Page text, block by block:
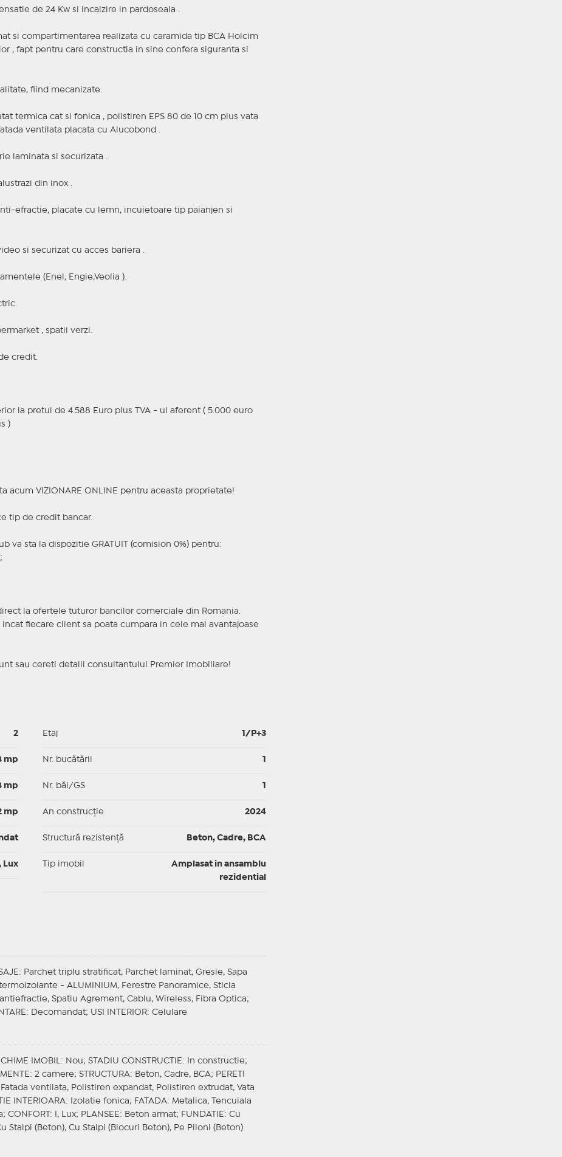
de 24 Kw si incalzire in pardoseala .
si compartimentarea realizata cu caramida tip BCA Holcim
, fapt pentru care constructia in sine confera siguranta si
fiind mecanizate.
termica cat si fonica , polistiren EPS 80 de 10 cm plus vata
ventilata placata cu Alucobond .
laminata si securizata .
din inox .
efractie, placate cu lemn, incuietoare tip paianjen si
si securizat cu acces bariera .
(Enel, Engie,Veolia ).
, spatii verzi.
credit.
la pretul de 4.588 Euro plus TVA - ul aferent ( 5.000 euro
)
acum VIZIONARE ONLINE pentru aceasta proprietate!
tip de credit bancar.
va sta la dispozitie GRATUIT (comision 0%) pentru:
la ofertele tuturor bancilor comerciale din Romania.
fiecare client sa poata cumpara in cele mai avantajoase
sau cereti detalii consultantului Premier Imobiliare!
2
mp
mp
mp
Lux
Etaj 1/P+3
Nr. bucătării
Nr. băi/GS
An construcție 2024
Structură rezistență Beton, Cadre, BCA
Tip imobil
Amplasat in ansamblu
rezidential
: Parchet triplu stratificat, Parchet laminat, Gresie, Sapa
- ALUMINIUM, Ferestre Panoramice, Sticla
Spatiu Agrement, Cablu, Wireless, Fibra Optica;
: Decomandat; USI INTERIOR: Celulare
IMOBIL : Nou; STADIU CONSTRUCTIE : In constructie;
: 2 camere; STRUCTURA: Beton, Cadre, BCA; PERETI
Fatada ventilata, Polistiren expandat, Polistiren extrudat, Vata
INTERIOARA: Izolatie fonica; FATADA: Metalica, Tencuiala
CONFORT : I, Lux; PLANSEE : Beton armat; FUNDATIE : Cu
Stalpi (Beton), Cu Stalpi (Blocuri Beton), Pe Piloni (Beton)